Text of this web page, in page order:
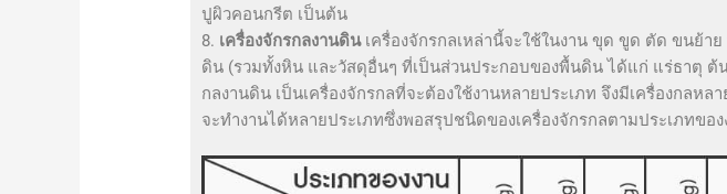
ปูผิวคอนกรีต เป็นต้น
8. เครื่องจักรกลงานดินเครื่องจักรกลเหล่านี้จะใช้ในงาน ขุด ขูด ตัด ขนย้า
ดิน (รวมทั้งหิน และวัสดุอื่นๆ ที่เป็นส่วนประกอบของพื้นดิน ได้แก่ แร่ธาตุ ต้
กลงานดิน เป็นเครื่องจักรกลที่จะต้องใช้งานหลายประเภท จึงมีเครื่องกลห
จะทำงานได้หลายประเภทซึ่งพอสรุปชนิดของเครื่องจักรกลตามประเภทของ